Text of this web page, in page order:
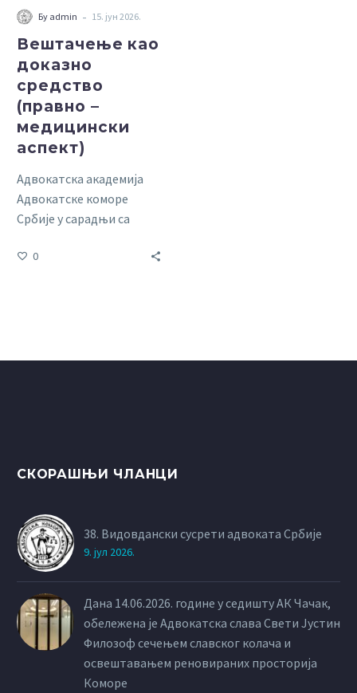
Бy admin - 15. јун 2026.
Вештачење као
доказно
средство
(правно –
медицински
аспект)
Адвокатска академија
Адвокатске коморе
Србије у сарадњи са
кривичноправну теорију
Адвокатске академије,
0
СКОРАШЊИ ЧЛАНЦИ
38. Видовдански сусрети адвоката Србије
9. јул 2026.
Дана 14.06.2026. године у седишту АК Чачак,
обележена је Адвокатска слава Свети Јустин
Филозоф сечењем славског колача и
освештавањем реновираних просторија
Коморе